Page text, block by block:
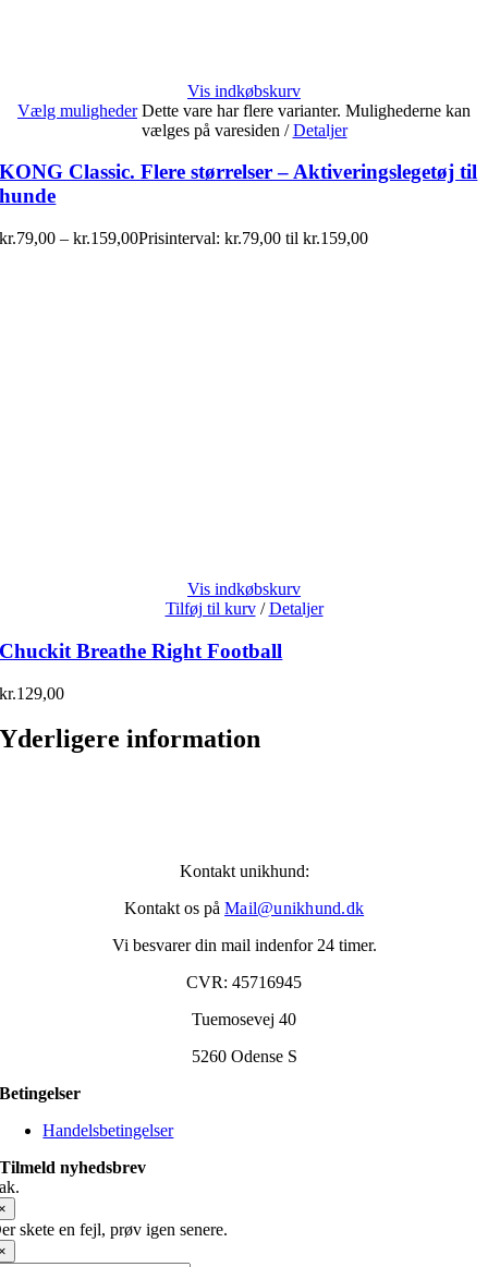
Vis indkøbskurv
Vælg muligheder Dette vare har flere varianter. Mulighederne kan
vælges på varesiden / Detaljer
KONG Classic. Flere størrelser – Aktiveringslegetøj til
hunde
kr.79,00 – kr.159,00Prisinterval: kr.79,00 til kr.159,00
Vis indkøbskurv
Tilføj til kurv / Detaljer
Chuckit Breathe Right Football
kr.129,00
Yderligere information
Kontakt unikhund:
Kontakt os på Mail@unikhund.dk
Vi besvarer din mail indenfor 24 timer.
CVR: 45716945
Tuemosevej 40
5260 Odense S
Betingelser
Handelsbetingelser
Tilmeld nyhedsbrev
skete en fejl, prøv igen senere.